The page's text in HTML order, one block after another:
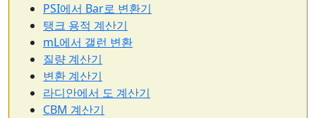
PSI에서 Bar로 변환기
탱크 용적 계산기
mL에서 갤런 변환
질량 계산기
변환 계산기
라디안에서 도 계산기
CBM 계산기